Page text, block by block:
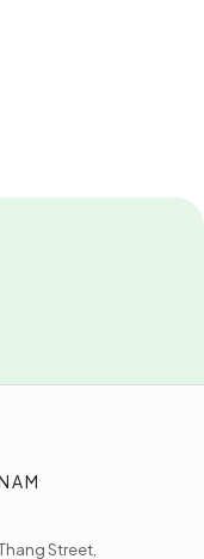
Street,